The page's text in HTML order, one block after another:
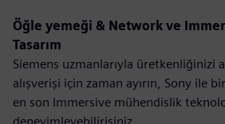
Öğle yemeği & Network ve
Tasarım
Siemens uzmanlarıyla üretkenliğinizi
alışverişi için zaman ayırın, Sony ile
en son Immersive mühendislik